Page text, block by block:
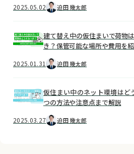
2025.05.02 迫田 幾太郎
建て替え中の仮住まいで荷物
き？保管可能な場所や費用を
2025.01.31 迫田 幾太郎
仮住まい中のネット環境はど
つの方法や注意点まで解説
2025.03.27 迫田 幾太郎